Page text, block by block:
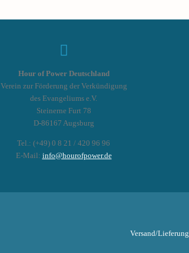
Hour of Power Deutschland
Verein zur Förderung der Verkündigung
des Evangeliums e.V.
Steinerne Furt 78
D-86167 Augsburg
Tel.: (+49) 0 8 21 / 420 96 96
E-Mail: info@hourofpower.de
Versand/Lieferung